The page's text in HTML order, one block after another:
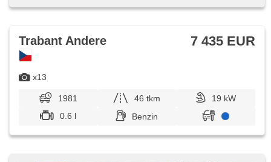
x13
Trabant Andere 7 435 EUR
1981 46 tkm
19 kW
0.6 l
Benzin